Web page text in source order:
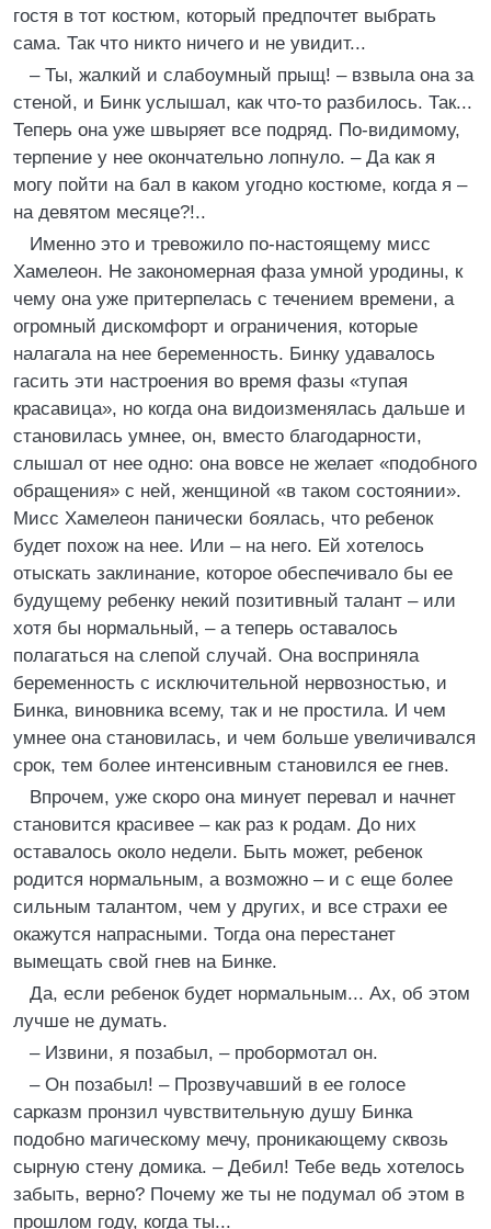
гостя в тот костюм, который предпочтет выбрать
сама. Так что никто ничего и не увидит...
– Ты, жалкий и слабоумный прыщ! – взвыла она за
стеной, и Бинк услышал, как что-то разбилось. Так...
Теперь она уже швыряет все подряд. По-видимому,
терпение у нее окончательно лопнуло. – Да как я
могу пойти на бал в каком угодно костюме, когда я –
на девятом месяце?!..
Именно это и тревожило по-настоящему мисс
Хамелеон. Не закономерная фаза умной уродины, к
чему она уже притерпелась с течением времени, а
огромный дискомфорт и ограничения, которые
налагала на нее беременность. Бинку удавалось
гасить эти настроения во время фазы «тупая
красавица», но когда она видоизменялась дальше и
становилась умнее, он, вместо благодарности,
слышал от нее одно: она вовсе не желает «подобного
обращения» с ней, женщиной «в таком состоянии».
Мисс Хамелеон панически боялась, что ребенок
будет похож на нее. Или – на него. Ей хотелось
отыскать заклинание, которое обеспечивало бы ее
будущему ребенку некий позитивный талант – или
хотя бы нормальный, – а теперь оставалось
полагаться на слепой случай. Она восприняла
беременность с исключительной нервозностью, и
Бинка, виновника всему, так и не простила. И чем
умнее она становилась, и чем больше увеличивался
срок, тем более интенсивным становился ее гнев.
Впрочем, уже скоро она минует перевал и начнет
становится красивее – как раз к родам. До них
оставалось около недели. Быть может, ребенок
родится нормальным, а возможно – и с еще более
сильным талантом, чем у других, и все страхи ее
окажутся напрасными. Тогда она перестанет
вымещать свой гнев на Бинке.
Да, если ребенок будет нормальным... Ах, об этом
лучше не думать.
– Извини, я позабыл, – пробормотал он.
– Он позабыл! – Прозвучавший в ее голосе
сарказм пронзил чувствительную душу Бинка
подобно магическому мечу, проникающему сквозь
сырную стену домика. – Дебил! Тебе ведь хотелось
забыть, верно? Почему же ты не подумал об этом в
прошлом году, когда ты...